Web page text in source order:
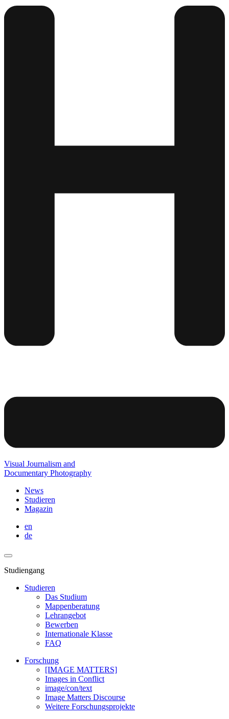
Visual Journalism and
Documentary Photography
News
Studieren
Magazin
en
de
Studiengang
Studieren
Das Studium
Mappenberatung
Lehrangebot
Bewerben
Internationale Klasse
FAQ
Forschung
[IMAGE MATTERS]
Images in Conflict
image/con/text
Image Matters Discourse
Weitere Forschungsprojekte